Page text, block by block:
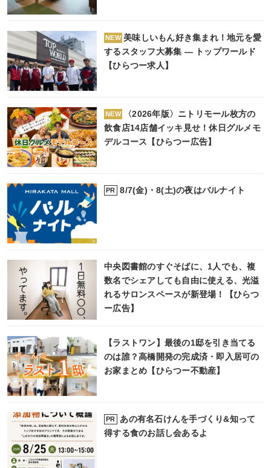
NEW 美味しいもん好き集まれ！地元を愛
するスタッフ大募集 ― トップワールド
【ひらつー求人】
NEW
〈2026年版〉ニトリモール枚方の
飲食店14店舗イッキ見せ！休日グルメモ
デルコース【ひらつー広告】
PR 8/7(金)・8(土)の夜はバルナイト
中央図書館のすぐそばに、1人でも、複
数名でシェアしても自由に使える、光溢
れるサロンスペースが新登場！【ひらつ
ー広告】
【ラストワン】最後の1邸を引き当てる
のは誰？高橋開発の完成済・即入居可の
お家まとめ【ひらつー不動産】
PR
あの有名石けんを手づくり&知って
得する食のお話し会あるよ